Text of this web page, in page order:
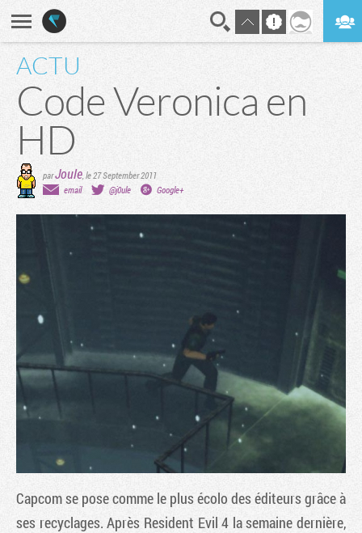
ACTU
Code Veronica en
HD
parJoule,le 27 September 2011
email
@j0ule Google+
Capcom se pose comme le plus écolo des éditeurs grâce à
ses recyclages. Après Resident Evil 4 la semaine dernière,